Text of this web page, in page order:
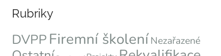
Rubriky
DVPPFiremní školeníNezařazené